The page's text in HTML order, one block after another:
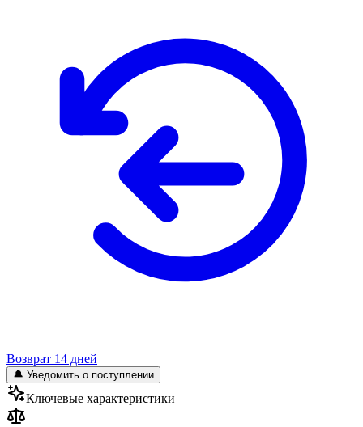
Возврат 14 дней
🔔 Уведомить о поступлении
Ключевые характеристики